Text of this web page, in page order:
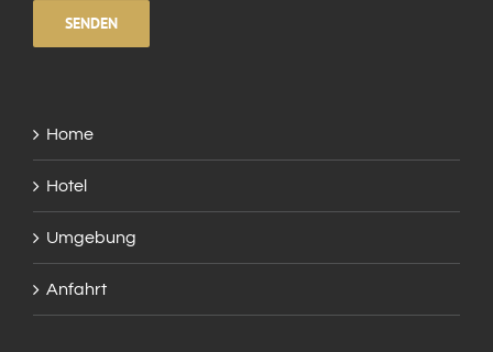
Home
Hotel
Umgebung
Anfahrt